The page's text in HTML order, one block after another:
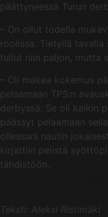
päättyneessä Turun
– On ollut todella
roolissa. Tietyllä
tullut niin paljon, mutta
– Oli makea kokemus
pelaamaan TPS:n
derbyssä. Se oli kaikin
päässyt pelaamaan
ollessani nautin
kirjattiin pelistä
tähdistöön.
Teksti: Aleksi Ristimäki